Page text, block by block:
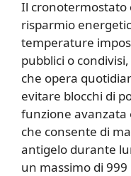
Il cronotermostato
risparmio
temperature
pubblici o
che opera
evitare blocchi di
funzione avanzata
che consente di
antigelo durante
un massimo di